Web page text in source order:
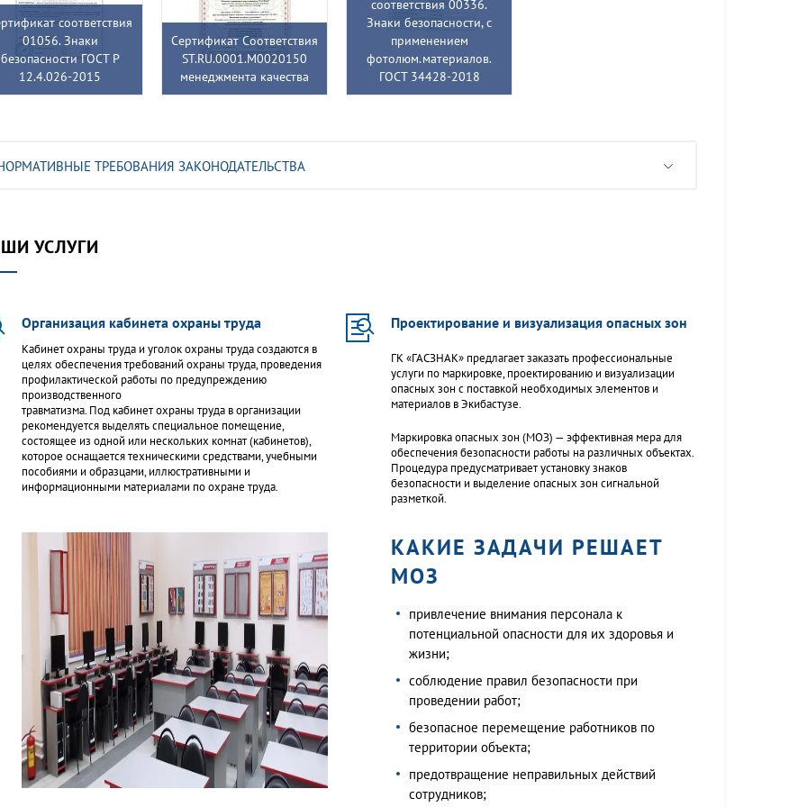
соответствия
01056. Знаки
безопасности ГОСТ Р
12.4.026-2015
Сертификат Соответствия
ST.RU.0001.M0020150
менеджмента качества
соответствия 00336.
Знаки безопасности, с
применением
фотолюм.материалов.
ГОСТ 34428-2018
ТРЕБОВАНИЯ ЗАКОНОДАТЕЛЬСТВА
УСЛУГИ
Организация кабинета охраны труда
Кабинет охраны труда и уголок охраны труда создаются в
целях обеспечения требований охраны труда, проведения
профилактической работы по предупреждению
производственного
травматизма. Под кабинет охраны труда в организации
рекомендуется выделять специальное помещение,
состоящее из одной или нескольких комнат (кабинетов),
которое оснащается техническими средствами, учебными
пособиями и образцами, иллюстративными и
информационными материалами по охране труда.
Проектирование и визуализация опасных зон
ГК «ГАСЗНАК» предлагает заказать профессиональные
услуги по маркировке, проектированию и визуализации
опасных зон с поставкой необходимых элементов и
материалов в Экибастузе.
Маркировка опасных зон (МОЗ) — эффективная мера для
обеспечения безопасности работы на различных объектах.
Процедура предусматривает установку знаков
безопасности и выделение опасных зон сигнальной
разметкой.
КАКИЕ ЗАДАЧИ РЕШАЕТ
МОЗ
привлечение внимания персонала к
потенциальной опасности для их здоровья и
жизни;
соблюдение правил безопасности при
проведении работ;
безопасное перемещение работников по
территории объекта;
предотвращение неправильных действий
сотрудников;